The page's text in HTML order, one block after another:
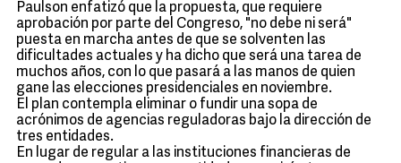
Paulson enfatizó que la propuesta, que requiere
aprobación por parte del Congreso, "no debe ni será"
puesta en marcha antes de que se solventen las
dificultades actuales y ha dicho que será una tarea de
muchos años, con lo que pasará a las manos de quien
gane las elecciones presidenciales en noviembre.
El plan contempla eliminar o fundir una sopa de
acrónimos de agencias reguladoras bajo la dirección de
tres entidades.
En lugar de regular a las instituciones financieras de